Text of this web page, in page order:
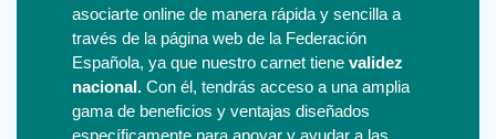
asociarte online de manera rápida y sencilla a
través de la página web de la Federación
Española, ya que nuestro carnet tiene validez
nacional. Con él, tendrás acceso a una amplia
gama de beneficios y ventajas diseñados
específicamente para apoyar y ayudar a las